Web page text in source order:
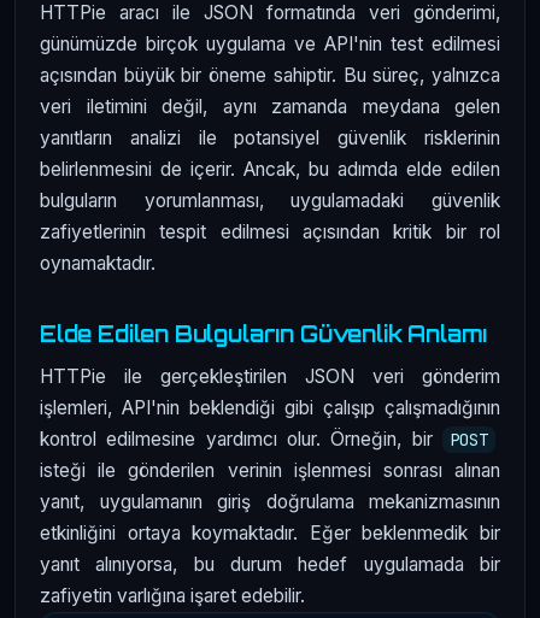
HTTPie aracı ile JSON formatında veri gönderimi,
günümüzde birçok uygulama ve API'nin test edilmesi
açısından büyük bir öneme sahiptir. Bu süreç, yalnızca
veri iletimini değil, aynı zamanda meydana gelen
yanıtların analizi ile potansiyel güvenlik risklerinin
belirlenmesini de içerir. Ancak, bu adımda elde edilen
bulguların yorumlanması, uygulamadaki güvenlik
zafiyetlerinin tespit edilmesi açısından kritik bir rol
oynamaktadır.
Elde Edilen Bulguların Güvenlik Anlamı
HTTPie ile gerçekleştirilen JSON veri gönderim
işlemleri, API'nin beklendiği gibi çalışıp çalışmadığının
kontrol edilmesine yardımcı olur. Örneğin, bir
POST
isteği ile gönderilen verinin işlenmesi sonrası alınan
yanıt, uygulamanın giriş doğrulama mekanizmasının
etkinliğini ortaya koymaktadır. Eğer beklenmedik bir
yanıt alınıyorsa, bu durum hedef uygulamada bir
zafiyetin varlığına işaret edebilir.